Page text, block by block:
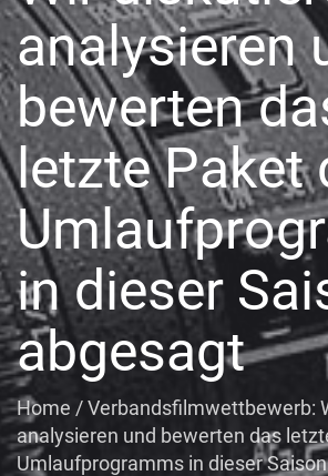
analysieren
bewerten
letzte Paket
in dieser
abgesagt
Home /Verbandsfilmwettbewerb:
analysieren und bewerten das
Umlaufprogramms in dieser